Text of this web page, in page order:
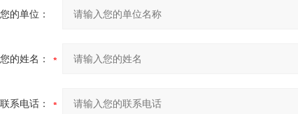
您的单位：
您的姓名：
联系电话：